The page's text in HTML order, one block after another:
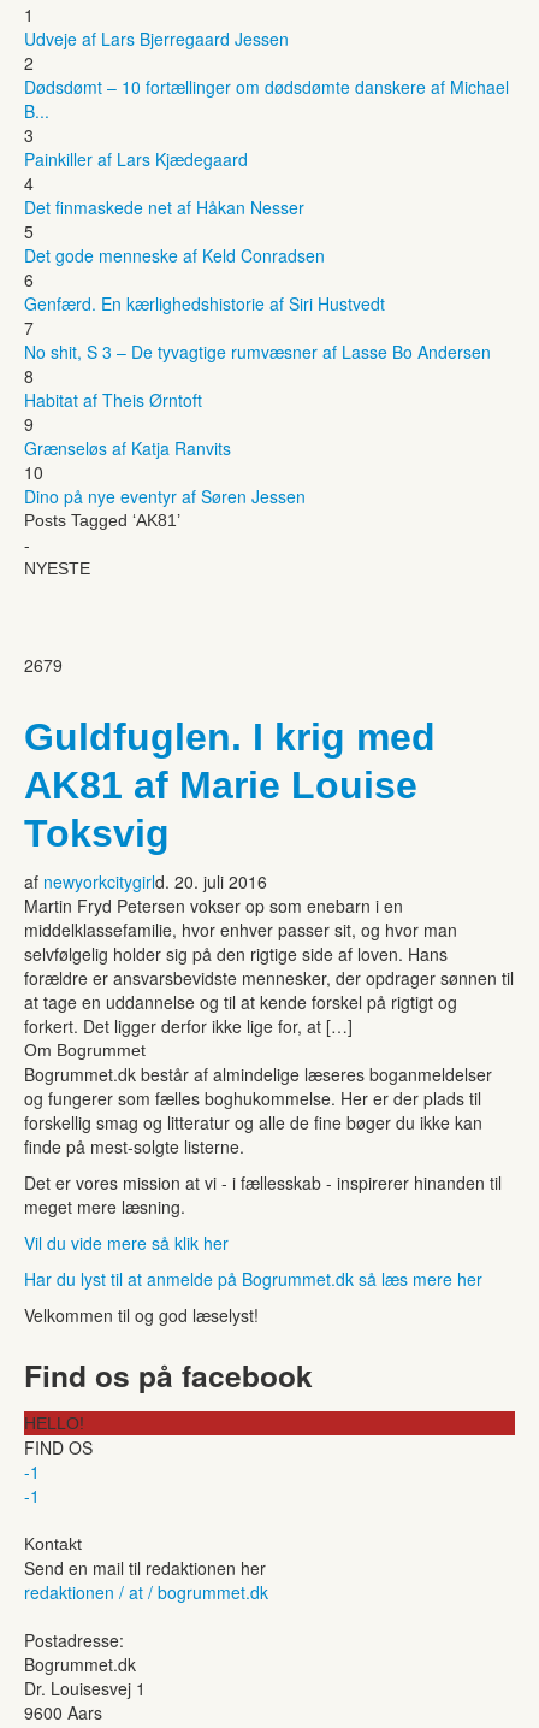
1
Udveje af Lars Bjerregaard Jessen
2
Dødsdømt – 10 fortællinger om dødsdømte danskere af Michael
B...
3
Painkiller af Lars Kjædegaard
4
Det finmaskede net af Håkan Nesser
5
Det gode menneske af Keld Conradsen
6
Genfærd. En kærlighedshistorie af Siri Hustvedt
7
No shit, S 3 – De tyvagtige rumvæsner af Lasse Bo Andersen
8
Habitat af Theis Ørntoft
9
Grænseløs af Katja Ranvits
10
Dino på nye eventyr af Søren Jessen
Posts Tagged ‘AK81’
-
NYESTE
2679
Guldfuglen. I krig med
AK81 af Marie Louise
Toksvig
af newyorkcitygirld. 20. juli 2016
Martin Fryd Petersen vokser op som enebarn i en
middelklassefamilie, hvor enhver passer sit, og hvor man
selvfølgelig holder sig på den rigtige side af loven. Hans
forældre er ansvarsbevidste mennesker, der opdrager sønnen til
at tage en uddannelse og til at kende forskel på rigtigt og
forkert. Det ligger derfor ikke lige for, at […]
Om Bogrummet
Bogrummet.dk består af almindelige læseres boganmeldelser
og fungerer som fælles boghukommelse. Her er der plads til
forskellig smag og litteratur og alle de fine bøger du ikke kan
finde på mest-solgte listerne.
Det er vores mission at vi - i fællesskab - inspirerer hinanden til
meget mere læsning.
Vil du vide mere så klik her
Har du lyst til at anmelde på Bogrummet.dk så læs mere her
Velkommen til og god læselyst!
Find os på facebook
HELLO!
FIND OS
-1
-1
Kontakt
Send en mail til redaktionen her
redaktionen / at / bogrummet.dk
Postadresse:
Bogrummet.dk
Dr. Louisesvej 1
9600 Aars